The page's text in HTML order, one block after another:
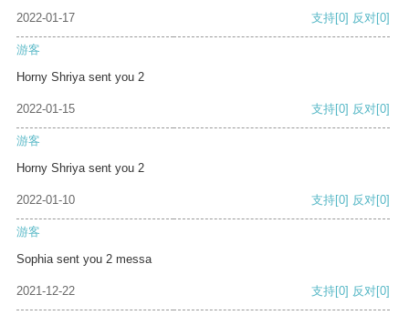
2022-01-17 支持[0] 反对[0]
游客
Horny Shriya sent you 2
2022-01-15 支持[0] 反对[0]
游客
Horny Shriya sent you 2
2022-01-10 支持[0] 反对[0]
游客
Sophia sent you 2 messa
2021-12-22 支持[0] 反对[0]